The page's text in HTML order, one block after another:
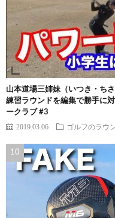
山本道場三姉妹（いつき・ち
練習ラウンドを編集で勝手に
ークラブ #3
2019.03.06 ゴルフのラウ